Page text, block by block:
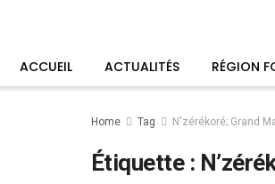
ACCUEIL ACTUALITÉS RÉGION
Home Tag N'zérékoré; Grand
Étiquette :